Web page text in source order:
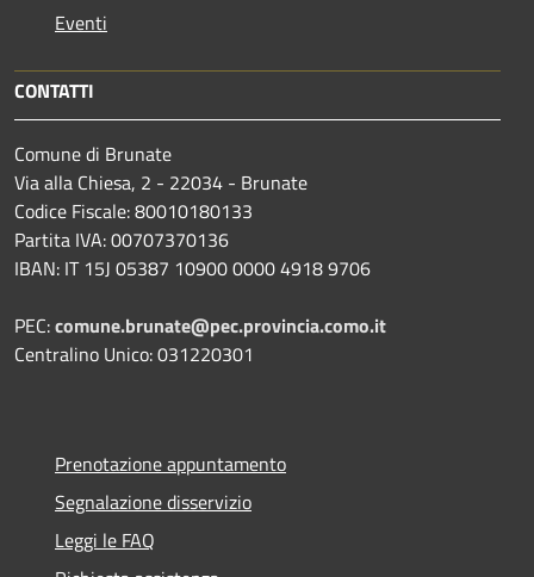
Eventi
CONTATTI
Comune di Brunate
Via alla Chiesa, 2 - 22034 - Brunate
Codice Fiscale: 80010180133
Partita IVA: 00707370136
IBAN: IT 15J 05387 10900 0000 4918 9706
PEC:comune.brunate@pec.provincia.como.it
Centralino Unico: 031220301
Prenotazione appuntamento
Segnalazione disservizio
Leggi le FAQ